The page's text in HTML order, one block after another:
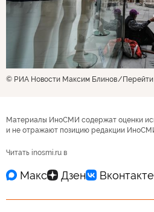
© РИА Новости Максим Блинов
Материалы ИноСМИ содержат оценки
и не отражают позицию редакции
Читать inosmi.ru в